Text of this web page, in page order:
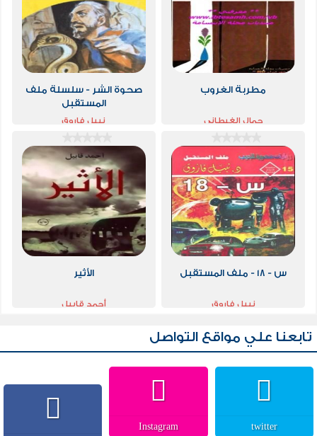
مطربة الغروب
جمال الغيطاني
صحوة الشر - سلسلة ملف
المستقبل
نبيل فاروق
س - 18 - ملف المستقبل
نبيل فاروق
الأثير
أحمد قابيل
تابعنا علي مواقع التواصل
twitter
Instagram